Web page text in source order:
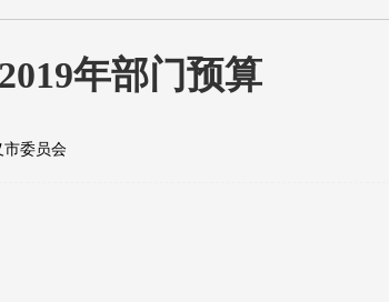
年部门预算
市委员会